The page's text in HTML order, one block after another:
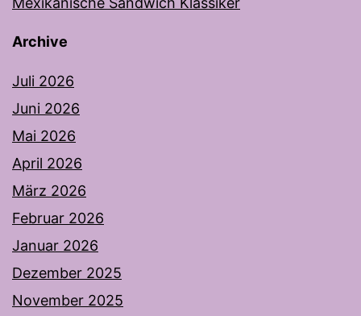
Archive
Juli 2026
Juni 2026
Mai 2026
April 2026
März 2026
Februar 2026
Januar 2026
Dezember 2025
November 2025